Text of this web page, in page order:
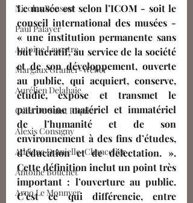
Nicolas Bousser
Paul Palayer
Antoine Lavastre
Margaux Granier-Weber
Aurélien Delahaie
Célia De Saint Riquier
Alexis Consigny
Adriana Dumielle-Chancelier
Antoine Bouchet
Arno Le Monnyer
Le musée est selon l’ICOM - soit le
« une institution permanente sans
but lucratif, au service de la société
et de son développement, ouverte
au public, qui acquiert, conserve,
étudie, expose et transmet le
patrimoine matériel et immatériel
de l’humanité et de son
environnement à des fins d’études,
d’éducation et de délectation. ».
Cette définition inclut un point très
important : l’ouverture au public.
C’est ce qui différencie, entre